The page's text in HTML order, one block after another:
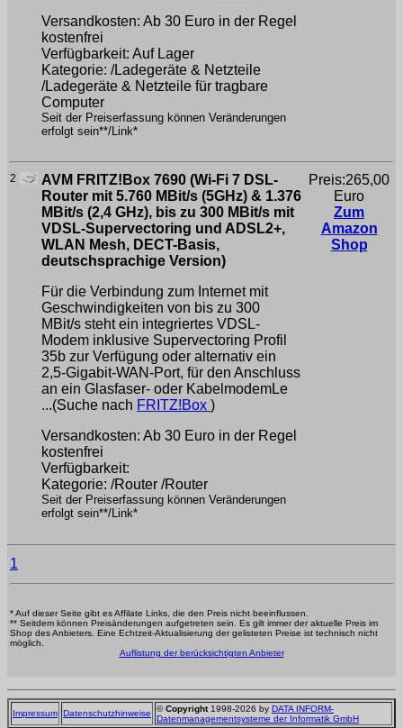
Versandkosten: Ab 30 Euro in der Regel
kostenfrei
Verfügbarkeit: Auf Lager
Kategorie: /Ladegeräte & Netzteile
/Ladegeräte & Netzteile für tragbare
Computer
Seit der Preiserfassung können Veränderungen
erfolgt sein**/Link*
2
AVM FRITZ!Box 7690 (Wi-Fi 7 DSL-
Router mit 5.760 MBit/s (5GHz) & 1.376
MBit/s (2,4 GHz), bis zu 300 MBit/s mit
VDSL-Supervectoring und ADSL2+,
WLAN Mesh, DECT-Basis,
deutschsprachige Version)
Für die Verbindung zum Internet mit
Geschwindigkeiten von bis zu 300
MBit/s steht ein integriertes VDSL-
Modem inklusive Supervectoring Profil
35b zur Verfügung oder alternativ ein
2,5-Gigabit-WAN-Port, für den Anschluss
an ein Glasfaser- oder KabelmodemLe
...(Suche nach FRITZ!Box )
Versandkosten: Ab 30 Euro in der Regel
kostenfrei
Verfügbarkeit:
Kategorie: /Router /Router
Seit der Preiserfassung können Veränderungen
erfolgt sein**/Link*
Preis:265,00
Euro
Zum
Amazon
Shop
1
* Auf dieser Seite gibt es Affilate Links, die den Preis nicht beeinflussen.
** Seitdem können Preisänderungen aufgetreten sein. Es gilt immer der aktuelle Preis im
Shop des Anbieters. Eine Echtzeit-Aktualisierung der gelisteten Preise ist technisch nicht
möglich.
Auflistung der berücksichtigten Anbieter
Impressum Datenschutzhinweise ©Copyright1998-2026 by DATA INFORM-
Datenmanagementsysteme der Informatik GmbH